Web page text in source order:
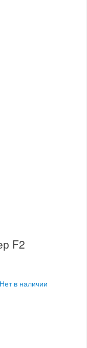
F2
Нет в наличии